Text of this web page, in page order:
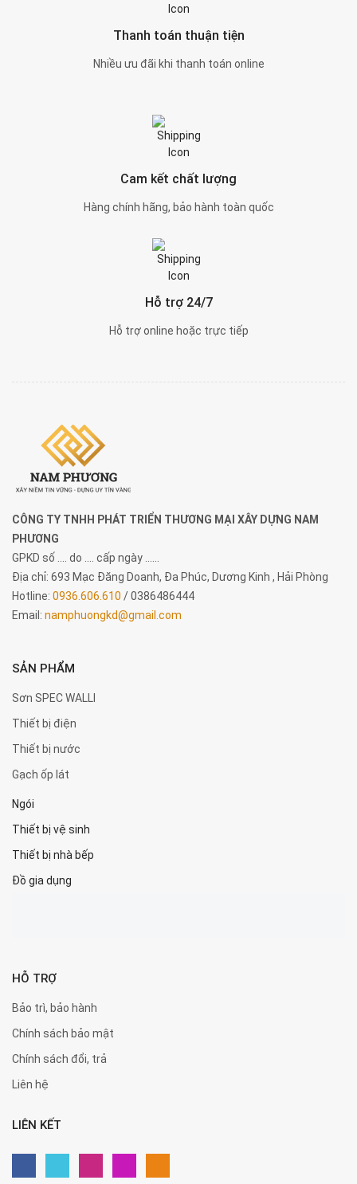
Thanh toán thuận tiện
Nhiều ưu đãi khi thanh toán online
Cam kết chất lượng
Hàng chính hãng, bảo hành toàn quốc
Hỗ trợ 24/7
Hỗ trợ online hoặc trực tiếp
CÔNG TY TNHH PHÁT TRIỂN THƯƠNG MẠI XÂY DỰNG NAM
PHƯƠNG
GPKD số .... do .... cấp ngày ......
Địa chỉ: 693 Mạc Đăng Doanh, Đa Phúc, Dương Kinh , Hải Phòng
Hotline: 0936.606.610 / 0386486444
Email: namphuongkd@gmail.com
SẢN PHẨM
Sơn SPEC WALLI
Thiết bị điện
Thiết bị nước
Gạch ốp lát
Ngói
Thiết bị vệ sinh
Thiết bị nhà bếp
Đồ gia dụng
HỖ TRỢ
Bảo trì, bảo hành
Chính sách bảo mật
Chính sách đổi, trả
Liên hệ
LIÊN KẾT